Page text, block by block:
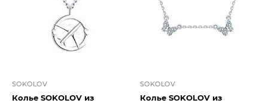
SOKOLOV
Колье SOKOLOV из
SOKOLOV
Колье SOKOLOV из